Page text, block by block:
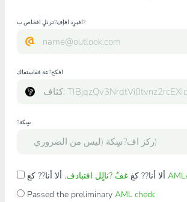
افبرٍد افإف?ترنلٍ افخاص ب?
افكح?عة ففاستفاك
?سٍكة
ألا أنا?? كغغفٌ ?نالٍل افتبادف
Passed the preliminary AML check